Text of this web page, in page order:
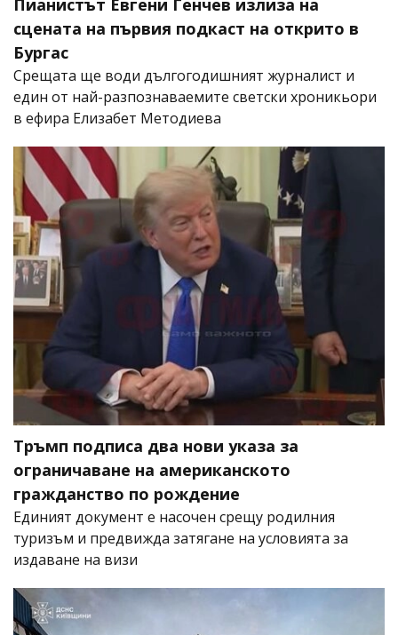
Пианистът Евгени Генчев излиза на
сцената на първия подкаст на открито в
Бургас
Срещата ще води дългогодишният журналист и
един от най-разпознаваемите светски хроникьори
в ефира Елизабет Методиева
Тръмп подписа два нови указа за
ограничаване на американското
гражданство по рождение
Единият документ е насочен срещу родилния
туризъм и предвижда затягане на условията за
издаване на визи